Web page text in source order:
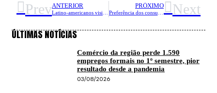
PrevANTERIOR PRÓXIMO Next
ÚLTIMAS NOTÍCIAS
Comércio da região perde 1.590
empregos formais no 1º semestre, pior
resultado desde a pandemia
03/08/2026